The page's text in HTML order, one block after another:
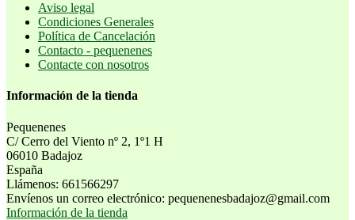
Aviso legal
Condiciones Generales
Política de Cancelación
Contacto - pequenenes
Contacte con nosotros
Información de la tienda
Pequenenes
C/ Cerro del Viento nº 2, 1º1 H
06010 Badajoz
España
Llámenos: 661566297
Envíenos un correo electrónico: pequenenesbadajoz@gmail.com
Información de la tienda